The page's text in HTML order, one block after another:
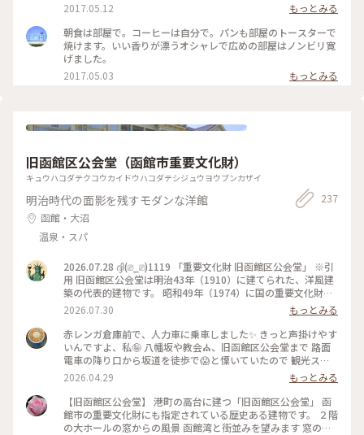
2017.05.12
もっとみる
朝食は部屋で。コーヒーは自分で。パンも部屋のトースターで
焼けます。いい香りが漂うオシャレで広めの部屋はノンビリ寛
げました。
2017.05.03
もっとみる
旧函館区公会堂（函館市重要文化財）
キュウハコダテクコウカイドウハコダテシジュウヨウブンカザイ
明治時代の面影を残すモダンな洋館
函館・大沼
温泉・スパ
237
2026.07.28 ദ്ദി(⎚_⎚)1119 「重要文化財 旧函館区公会堂」 ※引
用 旧函館区公会堂は明治43年（1910）に建てられた、洋風建
築の代表的建物です。 昭和49年（1974）に国の重要文化財に
指定されました。 気品漂う内部には華やかな雰囲気の家具や
調度品が展示されています。 初めて中に入りました✨️ 2階のテ
ラスから函館市が見えるのですが、凄い良かったです😀 #北海
道#函館市#旧函館区公会堂#重要文化財#散歩#観光#函館旅行
2026.07.30
もっとみる
赤レンガ倉庫前で、人力車に乗車しました✨ きっと声掛けやす
いんですよ、私🤪 八幡坂や教会⛪️、旧函館区公会堂まで 路面
電車の降り口から坂道を徒歩で😱と慄いていたので 観光スポ
ットを1時間のコースをお願いしました😆
＊ ブルーとイエローの旧函館区公会堂🩵
＊ #ちいさな列車旅 #人力車
2026.04.29
もっとみる
【旧函館区公会堂】 港町の高台に建つ「旧函館区公会堂」 函
館市の重要文化財にも指定されている歴史ある建物です。 ２階
の大ホールの窓からの風景 函館湾と街並みを望みます 窓の意